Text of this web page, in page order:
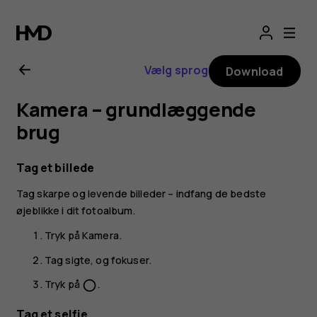
Brugervejledning
til
Nokia
G21
Vælg sprog Download
Kamera – grundlæggende
brug
Tag et billede
Tag skarpe og levende billeder – indfang de bedste
øjeblikke i dit fotoalbum.
Tryk påKamera.
Tag sigte, og fokuser.
Tryk på panorama_fish_eye.
Tag et selfie